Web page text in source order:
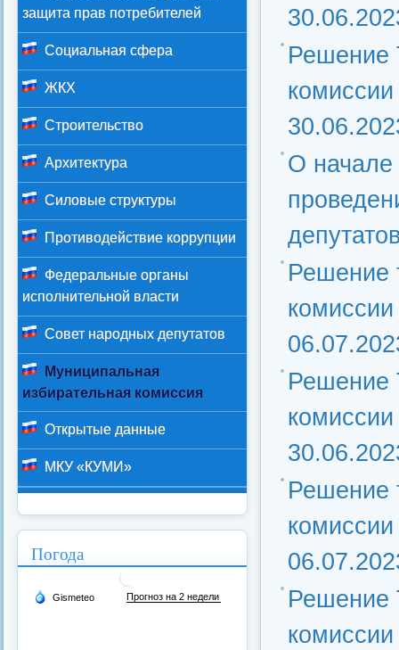
Решение
комиссии
О начале
Решение
комиссии
Решение
комиссии
Решение
комиссии
Решение
комиссии
защита прав потребителей
Социальная сфера
ЖКХ
Строительство
Архитектура
Силовые структуры
Противодействие коррупции
Федеральные органы
исполнительной власти
Совет народных депутатов
Муниципальная
избирательная комиссия
Открытые данные
МКУ «КУМИ»
Погода